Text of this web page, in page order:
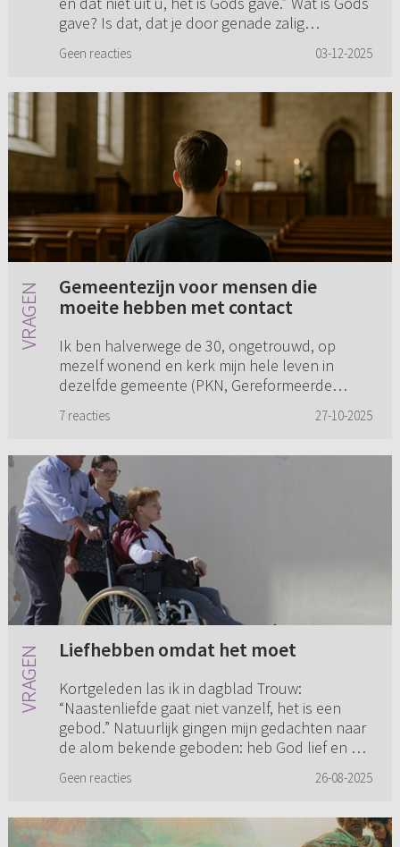
gave? Is dat, dat je door genade zalig
Geen reacties 03-12-2025
Gemeentezijn voor mensen die
moeite hebben met contact
Ik ben halverwege de 30, ongetrouwd, op
mezelf wonend en kerk mijn hele leven in
dezelfde gemeente (PKN, Gereformeerde
geweest. Een aantal jaren geleden is...
7 reacties 27-10-2025
Liefhebben omdat het moet
Kortgeleden las ik in dagblad Trouw:
“Naastenliefde gaat niet vanzelf, het is een
gebod.” Natuurlijk gingen mijn gedachten naar
de alom bekende geboden: heb God lief en de
Geen reacties 26-08-2025